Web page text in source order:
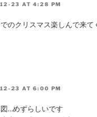
23 AT 4:28 PM
でのクリスマス楽しんで来
23 AT 6:00 PM
…めずらしいです